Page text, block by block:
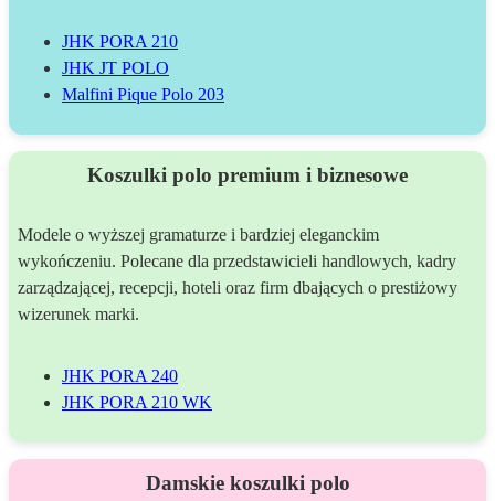
JHK PORA 210
JHK JT POLO
Malfini Pique Polo 203
Koszulki polo premium i biznesowe
Modele o wyższej gramaturze i bardziej eleganckim
wykończeniu. Polecane dla przedstawicieli handlowych, kadry
zarządzającej, recepcji, hoteli oraz firm dbających o prestiżowy
wizerunek marki.
JHK PORA 240
JHK PORA 210 WK
Damskie koszulki polo